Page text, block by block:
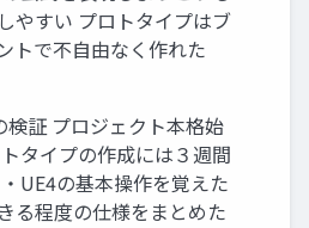
やすい プロトタイプはブ
トで不自由なく作れた
検証 プロジェクト本格始
タイプの作成には３週間
UE4の基本操作を覚えた
る程度の仕様をまとめた